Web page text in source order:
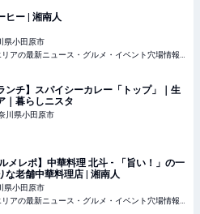
ヒー | 湘南人
県小田原市
ンチ】スパイシーカレー「トップ」｜生
｜暮らしニスタ
川県小田原市
ルメレポ】中華料理 北斗 - 「旨い！」の一
な老舗中華料理店 | 湘南人
県小田原市